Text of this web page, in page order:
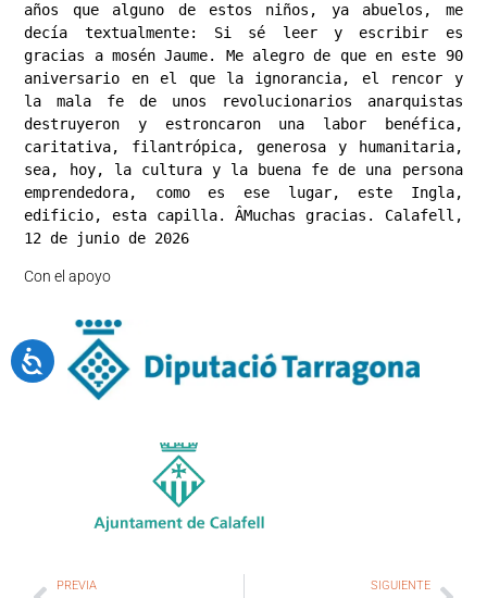
años que alguno de estos niños, ya abuelos, me
decía textualmente: Si sé leer y escribir es
gracias a mosén Jaume. Me alegro de que en este 90
aniversario en el que la ignorancia, el rencor y
la mala fe de unos revolucionarios anarquistas
destruyeron y estroncaron una labor benéfica,
caritativa, filantrópica, generosa y humanitaria,
sea, hoy, la cultura y la buena fe de una persona
emprendedora, como es ese lugar, este Ingla,
edificio, esta capilla. ÂMuchas gracias. Calafell,
12 de junio de 2026
Con el apoyo
PREVIA SIGUIENTE